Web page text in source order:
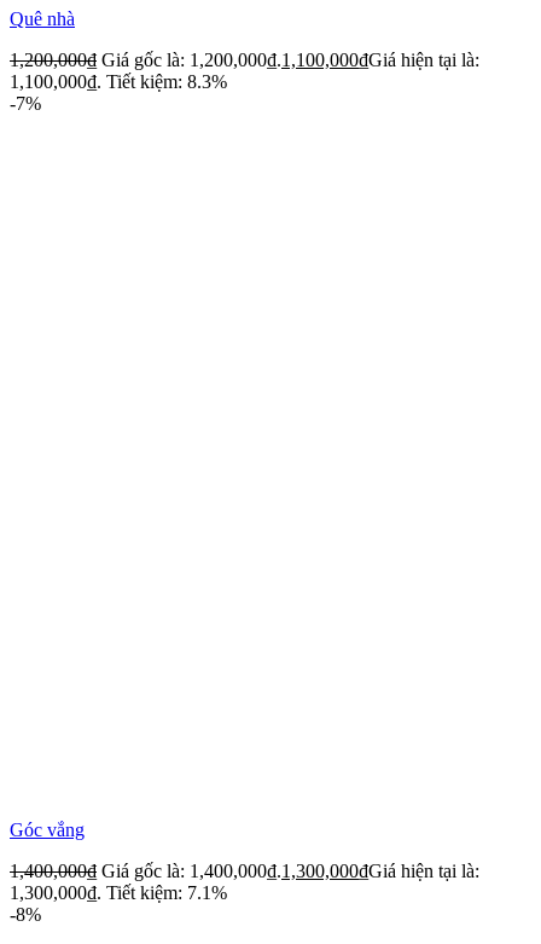
Quê nhà
1,200,000₫ Giá gốc là: 1,200,000₫.1,100,000₫Giá hiện tại là:
1,100,000₫. Tiết kiệm: 8.3%
-7%
Góc vắng
1,400,000₫ Giá gốc là: 1,400,000₫.1,300,000₫Giá hiện tại là:
1,300,000₫. Tiết kiệm: 7.1%
-8%